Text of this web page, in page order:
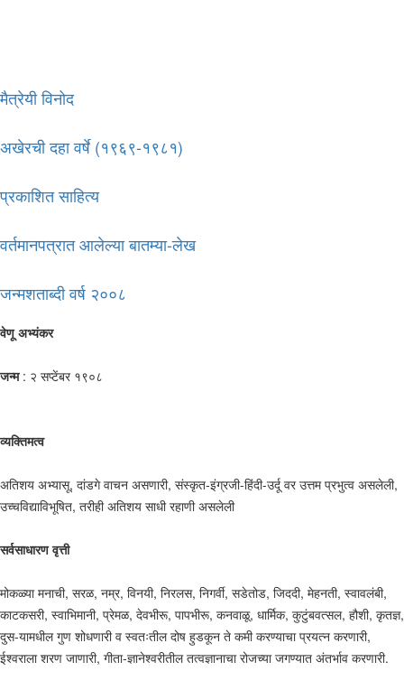
मैत्रेयी विनोद
अखेरची दहा वर्षे (१९६९-१९८१)
प्रकाशित साहित्य
वर्तमानपत्रात आलेल्या बातम्या-लेख
जन्मशताब्दी वर्ष २००८
वेणू अभ्यंकर
जन्म: २ सप्टेंबर १९०८
व्यक्तिमत्व
अतिशय अभ्यासू, दांडगे वाचन असणारी, संस्कृत-इंग्रजी-हिंदी-उर्दू वर उत्तम प्रभुत्व असलेली,
उच्चविद्याविभूषित, तरीही अतिशय साधी रहाणी असलेली
सर्वसाधारण वृत्ती
मोकळ्या मनाची, सरळ, नम्र, विनयी, निरलस, निगर्वी, सडेतोड, जिददी, मेहनती, स्वावलंबी,
काटकसरी, स्वाभिमानी, प्रेमळ, देवभीरू, पापभीरू, कनवाळू, धार्मिक, कुटुंबवत्सल, हौशी, कृतज्ञ,
दुस-यामधील गुण शोधणारी व स्वतःतील दोष हुडकून ते कमी करण्याचा प्रयत्न करणारी,
ईश्वराला शरण जाणारी, गीता-ज्ञानेश्वरीतील तत्वज्ञानाचा रोजच्या जगण्यात अंतर्भाव करणारी.